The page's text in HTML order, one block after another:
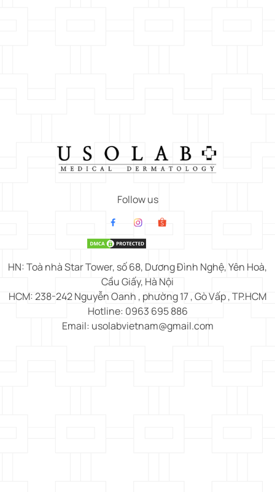
Follow us
HN: Toà nhà Star Tower, số 68, Dương Đình Nghệ, Yên Hoà,
Cầu Giấy, Hà Nội
HCM: 238-242 Nguyễn Oanh , phường 17 , Gò Vấp , TP.HCM
Hotline: 0963 695 886
Email: usolabvietnam@gmail.com